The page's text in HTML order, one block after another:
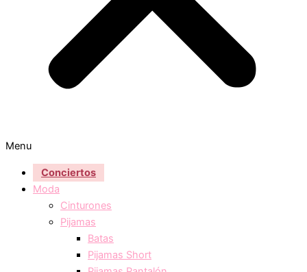
Menu
Conciertos
Moda
Cinturones
Pijamas
Batas
Pijamas Short